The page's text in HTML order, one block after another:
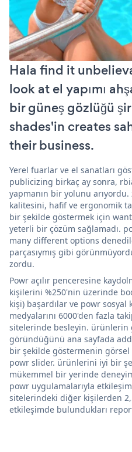
Hala find it
look at el yapımı
bir güneş gözlüğü
shades'in creates
their business.
Yerel fuarlar ve el sanatları
publicizing birkaç ay sonra,
yapmanın bir yolunu
kalitesini, hafif ve ergonomik
bir şekilde göstermek için
yeterli bir çözüm sağlamadı.
many different options
parçasıymış gibi
zordu.
Powr açılır penceresine
kişilerini %250'nin üzerinde
kişi) başardılar ve powr
medyalarını 6000'den fazla
sitelerinde besleyin. ürünlerin
göründüğünü ana sayfada
bir şekilde göstermenin
powr slider. ürünlerini iyi bir
mükemmel bir yerinde
powr uygulamalarıyla
sitelerindeki diğer kişilerden
etkileşimde bulundukları